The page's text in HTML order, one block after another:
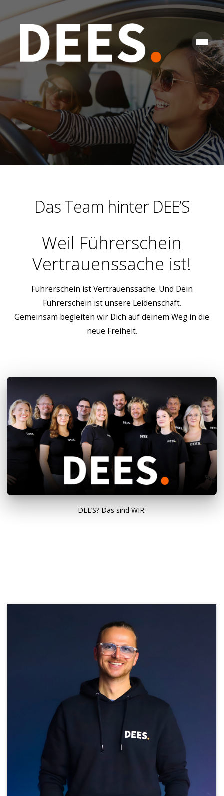
Skip
to
content
WIR
Das Team hinter DEE’S
Weil Führerschein
Vertrauenssache ist!
Führerschein ist Vertrauenssache. Und Dein
Führerschein ist unsere Leidenschaft.
Gemeinsam begleiten wir Dich auf deinem Weg in die
neue Freiheit.
DEE’S? Das sind WIR: